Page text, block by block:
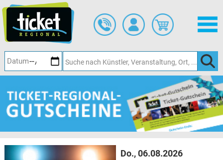
Hauptinhalt
springen
Do., 06.08.2026